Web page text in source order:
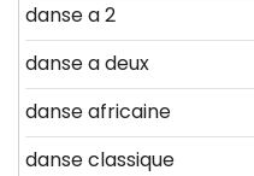
danse a 2
danse a deux
danse africaine
danse classique